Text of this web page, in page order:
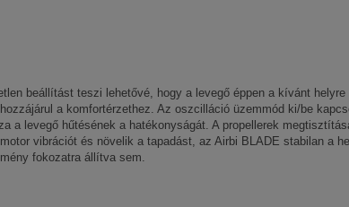
beállítást teszi lehetővé, hogy a levegő éppen a kívánt
a komfortérzethez. Az oszcilláció üzemmód ki/be
a levegő hűtésének a hatékonyságát. A propellerek
vibrációt és növelik a tapadást, az Airbi BLADE stabilan a
fokozatra állítva sem.